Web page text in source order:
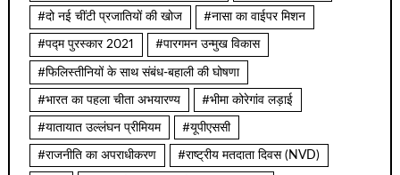
#दो नई चींटी प्रजातियों की खोज #नासा का वाईपर मिशन
#पद्म पुरस्कार 2021 #पारगमन उन्मुख विकास
#फिलिस्तीनियों के साथ संबंध-बहाली की घोषणा
#भारत का पहला चीता अभयारण्य #भीमा कोरेगांव लड़ाई
#यातायात उल्लंघन प्रीमियम #यूपीएससी
#राजनीति का अपराधीकरण #राष्ट्रीय मतदाता दिवस (NVD)